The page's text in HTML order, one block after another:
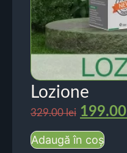
Lozione
329.00lei 199.00
Adaugă în coș